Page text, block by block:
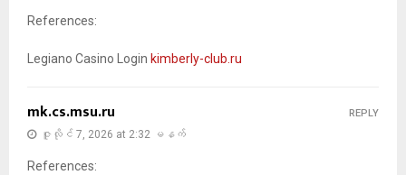
References:
Legiano Casino Login kimberly-club.ru
mk.cs.msu.ru
ဇူလိုင် 7, 2026 at 2:32 မနက်
References:
REPLY